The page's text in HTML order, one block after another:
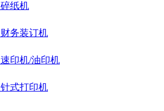
碎纸机
财务装订机
速印机/油印机
针式打印机